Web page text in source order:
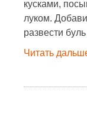
кусками,
луком.
развести буль
Читать